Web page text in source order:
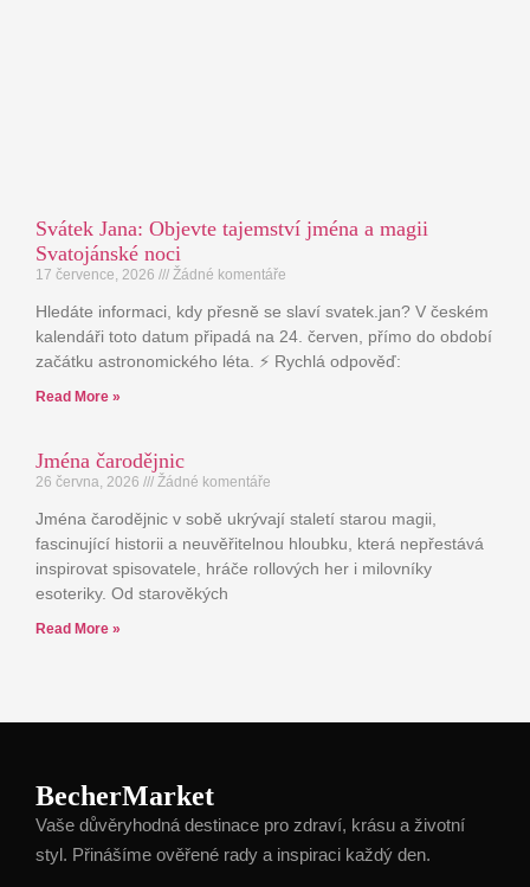
Svátek Jana: Objevte tajemství jména a magii
Svatojánské noci
17 července, 2026 Žádné komentáře
Hledáte informaci, kdy přesně se slaví svatek.jan? V českém
kalendáři toto datum připadá na 24. červen, přímo do období
začátku astronomického léta. ⚡ Rychlá odpověď:
Read More »
Jména čarodějnic
26 června, 2026 Žádné komentáře
Jména čarodějnic v sobě ukrývají staletí starou magii,
fascinující historii a neuvěřitelnou hloubku, která nepřestává
inspirovat spisovatele, hráče rollových her i milovníky
esoteriky. Od starověkých
Read More »
BecherMarket
Vaše důvěryhodná destinace pro zdraví, krásu a životní
styl. Přinášíme ověřené rady a inspiraci každý den.